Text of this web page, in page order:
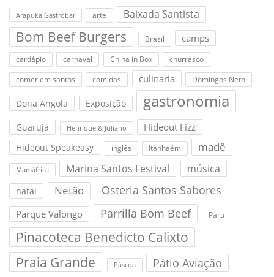
Arapuka Gastrobar arte Baixada Santista
Bom Beef Burgers Brasil camps
cardápio carnaval China in Box
churrasco
comer em santos
comidas culinaria Domingos Neto
Dona Angola Exposição gastronomia
Guarujá Henrique & Juliano Hideout Fizz
Hideout Speakeasy inglês Itanhaém madê
Mamáfrica Marina Santos Festival música
natal Netão Osteria Santos Sabores
Parque Valongo Parrilla Bom Beef Paru
Pinacoteca Benedicto Calixto
Praia Grande
Páscoa Pátio Aviação